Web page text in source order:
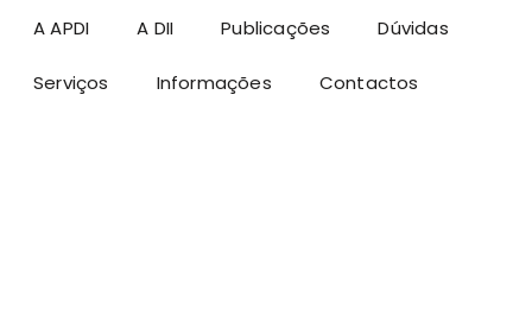
A APDI A DII Publicações Dúvidas
Serviços Informações Contactos